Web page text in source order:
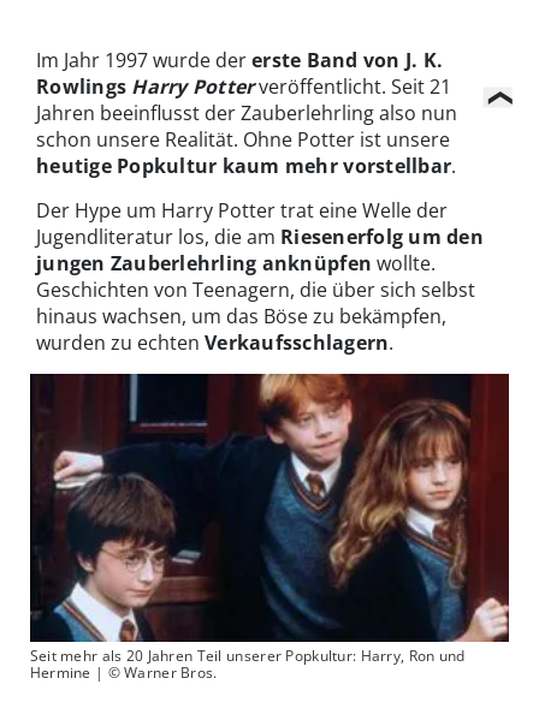
Im Jahr 1997 wurde dererste Band von J. K.
Rowlings Harry Potterveröffentlicht. Seit 21
Jahren beeinflusst der Zauberlehrling also nun
schon unsere Realität. Ohne Potter ist unsere
heutige Popkultur kaum mehr vorstellbar.
Der Hype um Harry Potter trat eine Welle der
Jugendliteratur los, die am Riesenerfolg um den
jungen Zauberlehrling anknüpfen wollte.
Geschichten von Teenagern, die über sich selbst
hinaus wachsen, um das Böse zu bekämpfen,
wurden zu echten Verkaufsschlagern.
Seit mehr als 20 Jahren Teil unserer Popkultur: Harry, Ron und
Hermine | © Warner Bros.